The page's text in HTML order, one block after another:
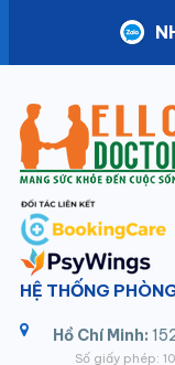
HỆ THỐNG
Hồ Chí Minh:
Số giấy phép: